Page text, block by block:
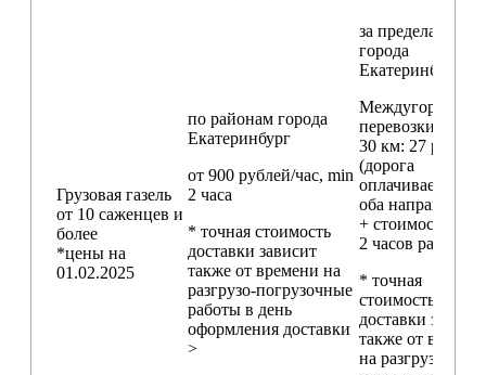
Грузовая газель
от 10 саженцев и
более
*цены на
01.02.2025
по районам города
Екатеринбург
от 900 рублей/час, min
2 часа
* точная стоимость
доставки зависит
также от времени на
разгрузо-погрузочные
работы в день
оформления доставки
>
за пределами
города
Екатеринбург
Междугородние
перевозки
30 км: 27 руб./км
(дорога
оплачивается в
оба направления
+ стоимость min
2 часов работы)
* точная
стоимость
доставки
также от
на разгрузо-